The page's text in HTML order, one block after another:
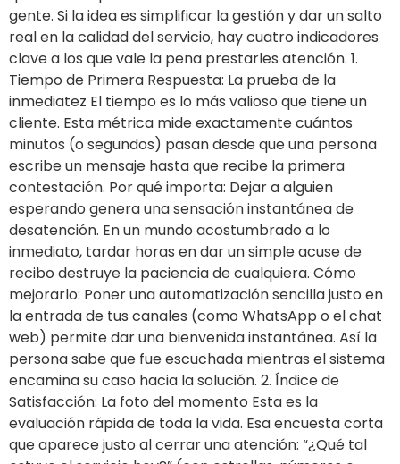
gente. Si la idea es simplificar la gestión y dar un salto
real en la calidad del servicio, hay cuatro indicadores
clave a los que vale la pena prestarles atención. 1.
Tiempo de Primera Respuesta: La prueba de la
inmediatez El tiempo es lo más valioso que tiene un
cliente. Esta métrica mide exactamente cuántos
minutos (o segundos) pasan desde que una persona
escribe un mensaje hasta que recibe la primera
contestación. Por qué importa: Dejar a alguien
esperando genera una sensación instantánea de
desatención. En un mundo acostumbrado a lo
inmediato, tardar horas en dar un simple acuse de
recibo destruye la paciencia de cualquiera. Cómo
mejorarlo: Poner una automatización sencilla justo en
la entrada de tus canales (como WhatsApp o el chat
web) permite dar una bienvenida instantánea. Así la
persona sabe que fue escuchada mientras el sistema
encamina su caso hacia la solución. 2. Índice de
Satisfacción: La foto del momento Esta es la
evaluación rápida de toda la vida. Esa encuesta corta
que aparece justo al cerrar una atención: “¿Qué tal